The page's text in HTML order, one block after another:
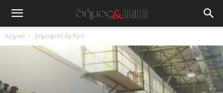
Αρχική Δημοφιλή άρθρα